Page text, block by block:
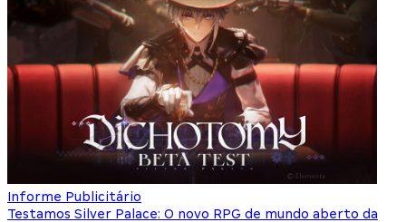
Informe Publicitário
Testamos Silver Palace: O novo RPG de mundo aberto da